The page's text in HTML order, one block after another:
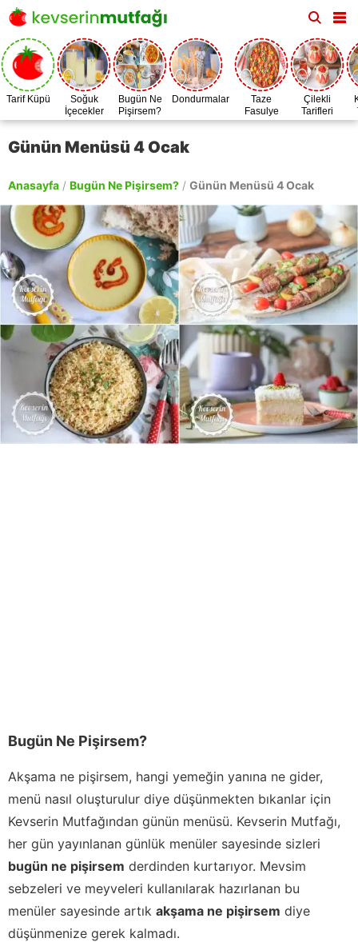
Tarif Küpü
Soğuk
İçecekler
Bugün Ne
Pişirsem?
Dondurmalar
Taze
Fasulye
Zamanı
Çilekli
Tarifleri
Günün Menüsü 4 Ocak
Anasayfa / Bugün Ne Pişirsem? / Günün Menüsü 4 Ocak
Bugün Ne Pişirsem?
Akşama ne pişirsem, hangi yemeğin yanına ne gider,
menü nasıl oluşturulur diye düşünmekten bıkanlar için
Kevserin Mutfağından günün menüsü. Kevserin Mutfağı,
her gün yayınlanan günlük menüler sayesinde sizleri
bugün ne pişirsem derdinden kurtarıyor. Mevsim
sebzeleri ve meyveleri kullanılarak hazırlanan bu
menüler sayesinde artık akşama ne pişirsem diye
düşünmenize gerek kalmadı.